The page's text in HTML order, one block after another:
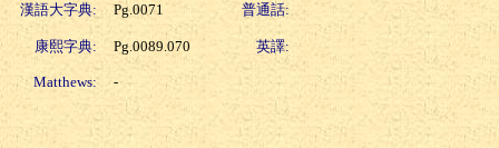
漢語大字典:
Pg.0071 普通話:
康熙字典: Pg.0089.070 英譯:
Matthews: -